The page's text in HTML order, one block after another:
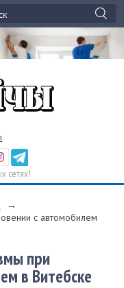
сетях!
→
с автомобилем
при
в Витебске